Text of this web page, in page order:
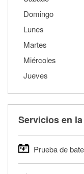
Domingo
Lunes
Martes
Miércoles
Jueves
Servicios en
Prueba de